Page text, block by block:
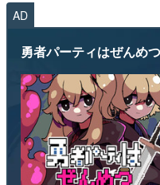
AD
勇者パーティはぜんめ